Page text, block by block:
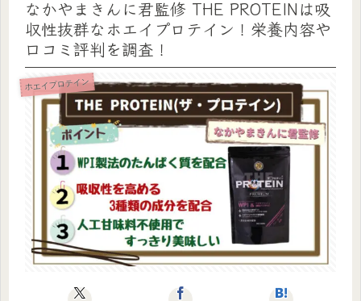
なかやまきんに君監修 THE PROTEINは吸
収性抜群なホエイプロテイン！栄養内容や
口コミ評判を調査！
ホエイプロテイン